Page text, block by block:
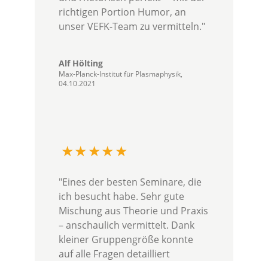
richtigen Portion Humor, an
unser VEFK-Team zu vermitteln."
Alf Hölting
Max-Planck-Institut für Plasmaphysik,
04.10.2021
"Eines der besten Seminare, die
ich besucht habe. Sehr gute
Mischung aus Theorie und Praxis
– anschaulich vermittelt. Dank
kleiner Gruppengröße konnte
auf alle Fragen detailliert